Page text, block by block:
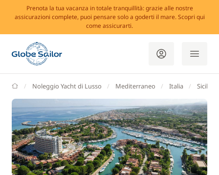
Prenota la tua vacanza in totale tranquillità: grazie alle nostre
assicurazioni complete, puoi pensare solo a goderti il mare. Scopri qui
come assicurarti.
GlobeSailor
Noleggio Yacht di Lusso Mediterraneo Italia Sicilia